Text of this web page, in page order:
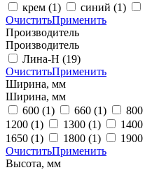
крем (1) синий (1)
ОчиститьПрименить
Производитель
Производитель
Лина-Н (19)
ОчиститьПрименить
Ширина, мм
Ширина, мм
600 (1) 660 (1) 800
1200 (1) 1300 (1) 1400
1650 (1) 1800 (1) 1900
ОчиститьПрименить
Высота, мм